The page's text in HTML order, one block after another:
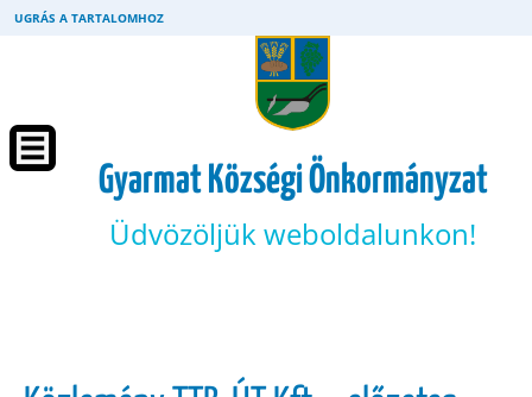
UGRÁS A TARTALOMHOZ
Gyarmat Községi Önkormányzat
Üdvözöljük weboldalunkon!